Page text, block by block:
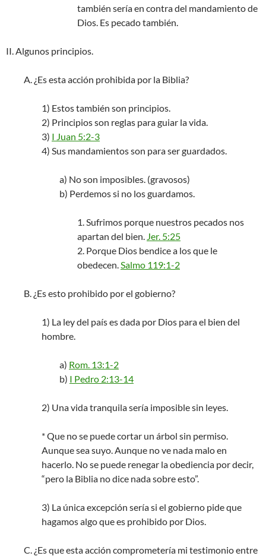
también sería en contra del mandamiento de
Dios. Es pecado también.
II. Algunos principios.
A. ¿Es esta acción prohibida por la Biblia?
1) Estos también son principios.
2) Principios son reglas para guiar la vida.
3) I Juan 5:2-3
4) Sus mandamientos son para ser guardados.
a) No son imposibles. (gravosos)
b) Perdemos si no los guardamos.
1. Sufrimos porque nuestros pecados nos
apartan del bien. Jer. 5:25
2. Porque Dios bendice a los que le
obedecen. Salmo 119:1-2
B. ¿Es esto prohibido por el gobierno?
1) La ley del país es dada por Dios para el bien del
hombre.
a) Rom. 13:1-2
b) I Pedro 2:13-14
2) Una vida tranquila sería imposible sin leyes.
* Que no se puede cortar un árbol sin permiso.
Aunque sea suyo. Aunque no ve nada malo en
hacerlo. No se puede renegar la obediencia por decir,
“pero la Biblia no dice nada sobre esto”.
3) La única excepción sería si el gobierno pide que
hagamos algo que es prohibido por Dios.
C. ¿Es que esta acción comprometería mi testimonio entre